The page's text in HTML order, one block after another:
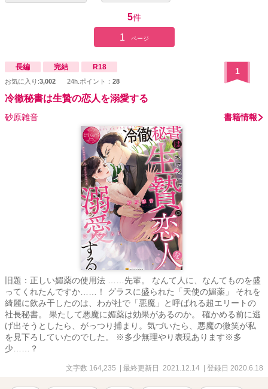
5件
1 ページ
長編 完結 R18
お気に入り:3,002 24h.ポイント： 28
1
冷徹秘書は生贄の恋人を溺愛する
砂原雑音 書籍情報
旧題：正しい媚薬の使用法 ……先輩。 なんて人に、なんてものを盛
ってくれたんですか……！ グラスに盛られた「天使の媚薬」 それを
綺麗に飲み干したのは、わが社で「悪魔」と呼ばれる超エリートの
社長秘書。 果たして悪魔に媚薬は効果があるのか。 確かめる前に逃
げ出そうとしたら、がっつり捕まり。気づいたら、悪魔の微笑が私
を見下ろしていたのでした。 ※多少無理やり表現あります※多
少……？
文字数 164,235 | 最終更新日 2021.12.14 | 登録日 2020.6.18